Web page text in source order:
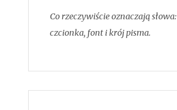
Co rzeczywiście oznaczają słowa:
czcionka, font i krój pisma.